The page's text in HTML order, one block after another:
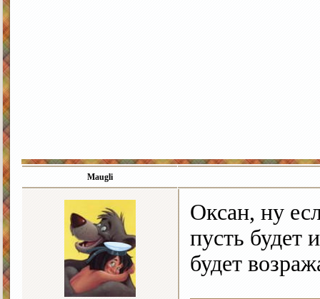
Maugli
Оксан, ну
пусть будет
будет